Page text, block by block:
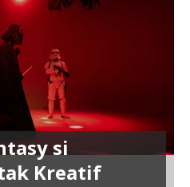
si
Kreatif